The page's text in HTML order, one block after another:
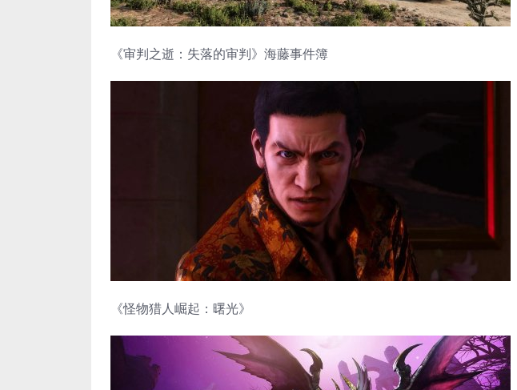
《审判之逝：失落的审判》海藤事件簿
《怪物猎人崛起：曙光》